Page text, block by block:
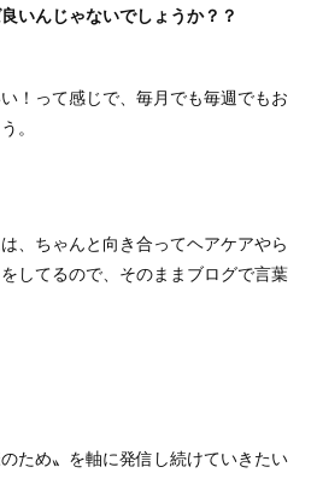
いんじゃないでしょうか？？
！って感じで、毎月でも毎週でもお
。
、ちゃんと向き合ってヘアケアやら
してるので、そのままブログで言葉
ため〟を軸に発信し続けていきたい